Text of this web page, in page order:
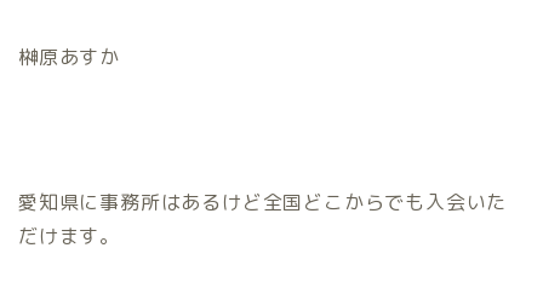
榊原あすか
愛知県に事務所はあるけど全国どこからでも入会いた
だけます。